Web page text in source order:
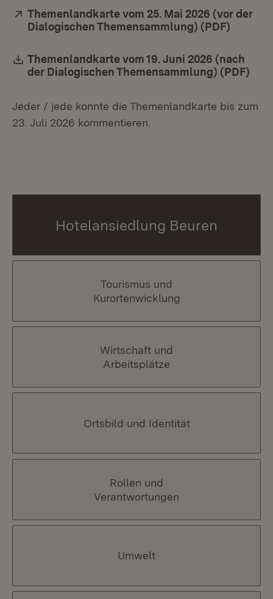
Extern:
Themenlandkarte vom 25. Mai 2026 (vor der
Dialogischen Themensammlung) (PDF)
Download:
Themenlandkarte vom 19. Juni 2026 (nach
der Dialogischen Themensammlung) (PDF)
Jeder / jede konnte die Themenlandkarte bis zum
23. Juli 2026 kommentieren.
Hotelansiedlung Beuren
Tourismus und
Kurortenwicklung
Wirtschaft und
Arbeitsplätze
Ortsbild und Identität
Rollen und
Verantwortungen
Umwelt